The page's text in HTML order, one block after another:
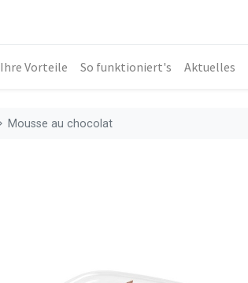
Ihre Vorteile So funktioniert's Aktuelles
Mousse au chocolat